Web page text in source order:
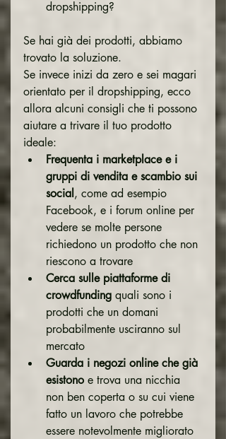
dropshipping?
Se hai già dei prodotti, abbiamo
trovato la soluzione.
Se invece inizi da zero e sei magari
orientato per il dropshipping, ecco
allora alcuni consigli che ti possono
aiutare a trivare il tuo prodotto
ideale:
Frequenta i marketplace e i
gruppi di vendita e scambio sui
social, come ad esempio
Facebook, e i forum online per
vedere se molte persone
richiedono un prodotto che non
riescono a trovare
Cerca sulle piattaforme di
crowdfunding quali sono i
prodotti che un domani
probabilmente usciranno sul
mercato
Guarda i negozi online che già
esistono e trova una nicchia
non ben coperta o su cui viene
fatto un lavoro che potrebbe
essere notevolmente migliorato